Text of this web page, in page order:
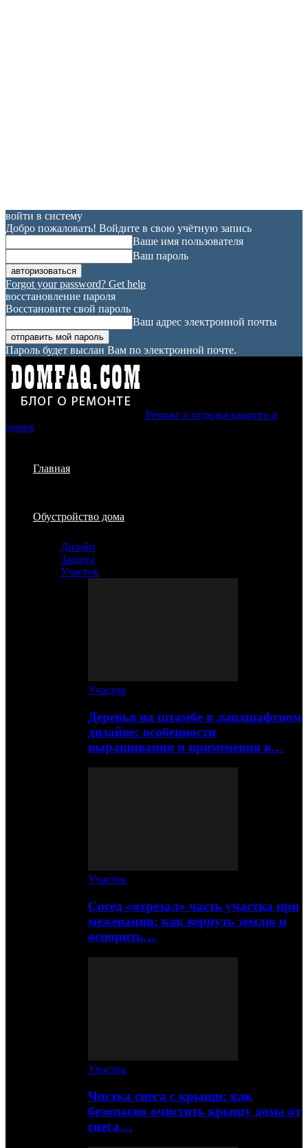
войти в систему
Добро пожаловать! Войдите в свою учётную запись
Ваше имя пользователя
Ваш пароль
Forgot your password? Get help
восстановление пароля
Восстановите свой пароль
Ваш адрес электронной почты
Пароль будет выслан Вам по электронной почте.
Ремонт и отделка квартир и
домов
Главная
Обустройство дома
Дизайн
Защита
Участок
Участок
Деревья на штамбе в ландшафтном
дизайне: особенности
выращивания и применения в…
Участок
Сосед «отрезал» часть участка при
межевании: как вернуть землю и
оспорить…
Участок
Чистка снега с крыши: как
безопасно очистить крышу дома от
снега…